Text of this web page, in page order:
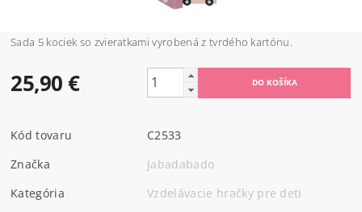
Sada 5 kociek so zvieratkami vyrobená z tvrdého kartónu.
25,90 €
Kód tovaru
C2533
Značka
Jabadabado
Kategória
Vzdelávacie hračky pre deti